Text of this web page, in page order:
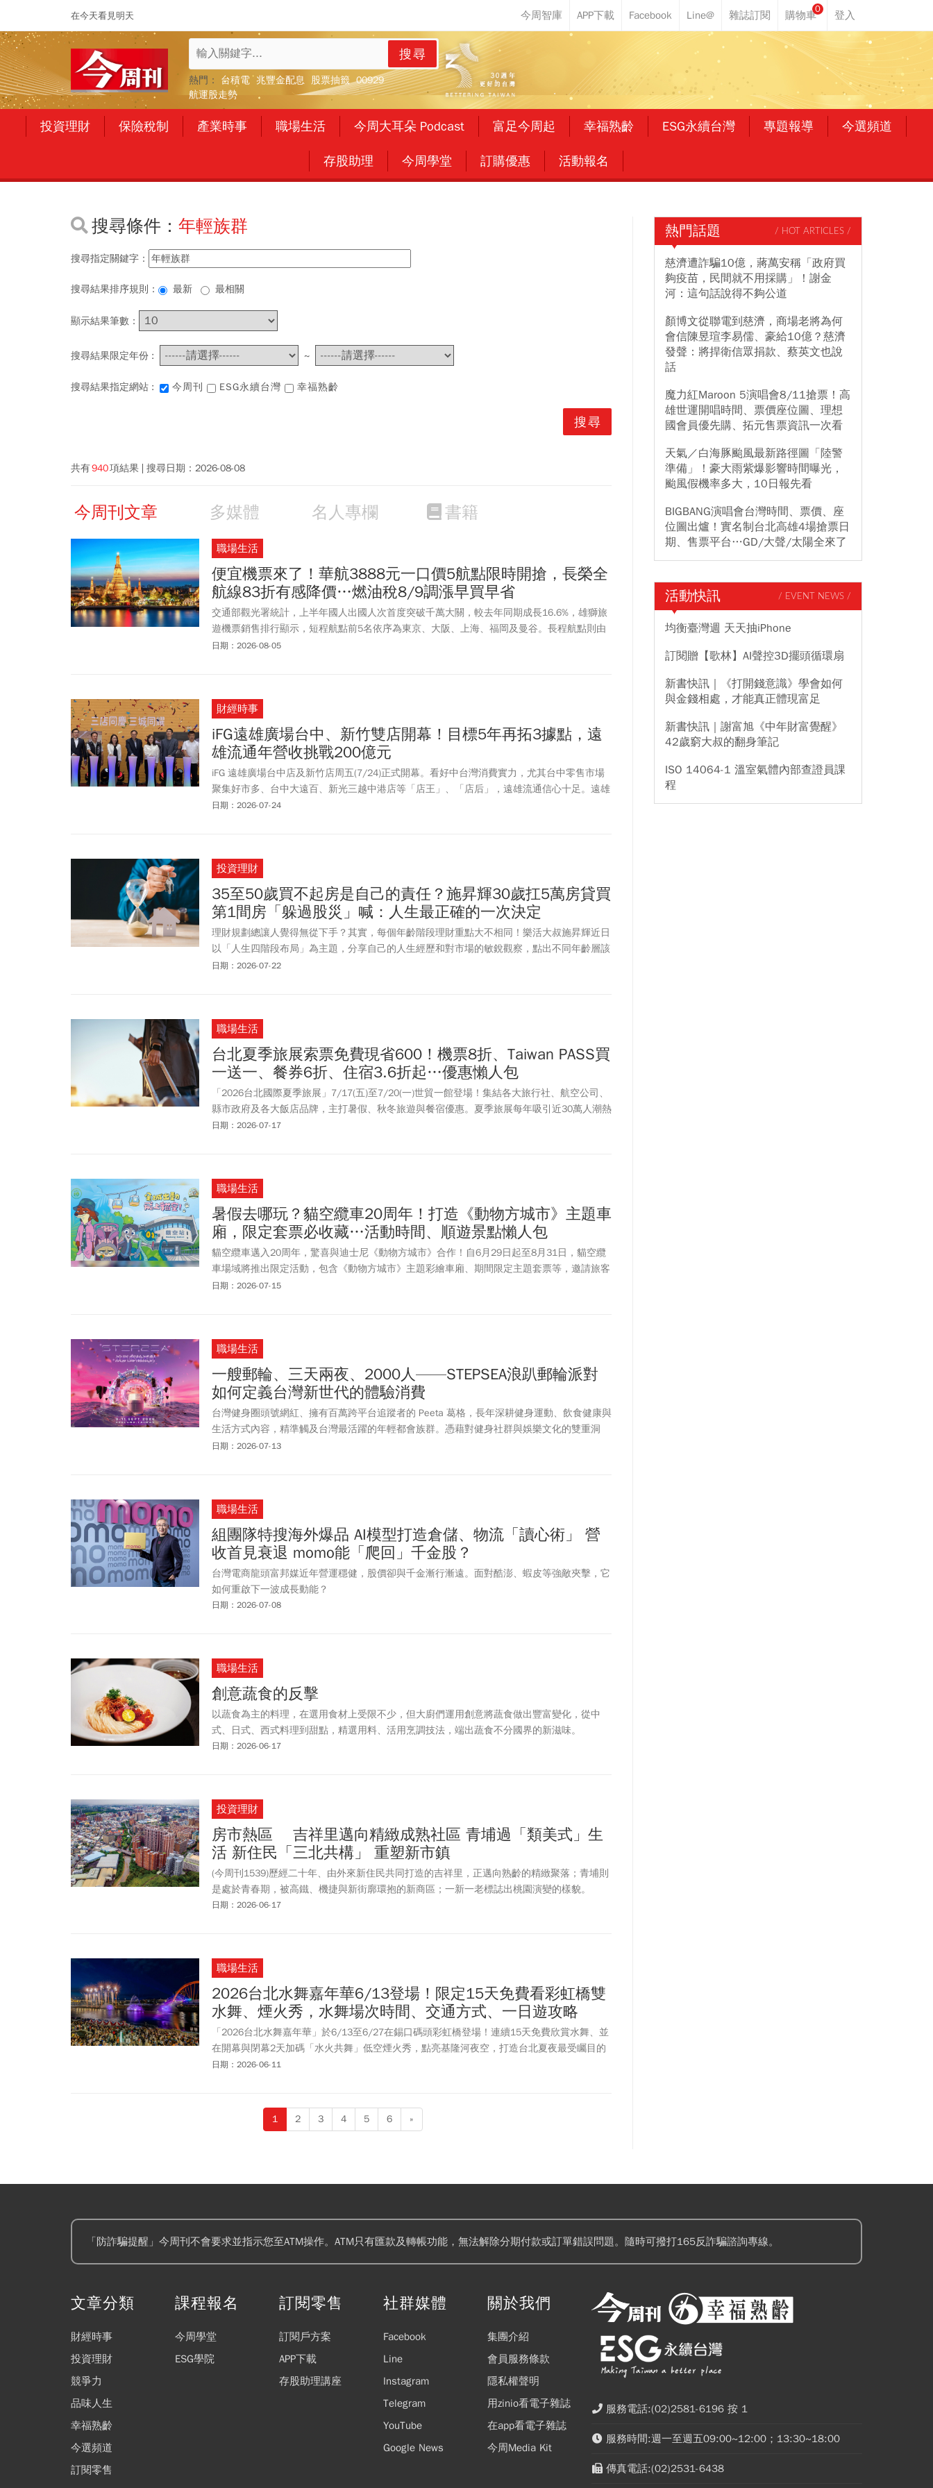
在今天看見明天
0
搜尋
熱門： 台積電 兆豐金配息 股票抽籤 00929
航運股走勢
投資理財 保險稅制 產業時事 職場生活 今周大耳朵 Podcast 富足今周起 幸福熟齡 ESG永續台灣 專題報導 今選頻道
存股助理 今周學堂 訂購優惠 活動報名
搜尋條件： 年輕族群
搜尋指定關鍵字：
搜尋結果排序規則： 最新 最相關
顯示結果筆數：
搜尋結果限定年份 : ~
搜尋結果指定網站 : 今周刊 ESG永續台灣 幸福熟齡
共有940項結果 搜尋日期： 2026-08-08
今周刊文章 多媒體 名人專欄 書籍
職場生活
便宜機票來了！華航3888元一口價5航點限時開搶，長榮全
航線83折有感降價…燃油稅8/9調漲早買早省
交通部觀光署統計，上半年國人出國人次首度突破千萬大關，較去年同期成長16.6%，雄獅旅
遊機票銷售排行顯示，短程航點前5名依序為東京、大阪、上海、福岡及曼谷。長程航點則由
雪梨居冠，其次為溫哥華、墨爾本、倫敦及美國安大略，顯示國人無論短程或長途旅遊熱潮持
航線83折起優惠，並自即日起限量開搶長榮航空曼谷、香港來回機票一口價3,999元。
日期：2026-08-05
財經時事
iFG遠雄廣場台中、新竹雙店開幕！目標5年再拓3據點，遠
雄流通年營收挑戰200億元
iFG 遠雄廣場台中店及新竹店周五(7/24)正式開幕。看好中台灣消費實力，尤其台中零售市場
聚集好市多、台中大遠百、新光三越中港店等「店王」、「店后」，遠雄流通信心十足。遠雄
廣場總經理曾玉鳳樂觀表示：「未來台中店有望成為集團流通事業的店王！」
日期：2026-07-24
投資理財
35至50歲買不起房是自己的責任？施昇輝30歲扛5萬房貸買
第1間房「躲過股災」喊：人生最正確的一次決定
理財規劃總讓人覺得無從下手？其實，每個年齡階段理財重點大不相同！樂活大叔施昇輝近日
以「人生四階段布局」為主題，分享自己的人生經歷和對市場的敏銳觀察，點出不同年齡層該
怎麼調整投資策略。施昇輝強調投資不能一套方法用到底，必須跟著年紀、口袋深度與人生目
日期：2026-07-22
職場生活
台北夏季旅展索票免費現省600！機票8折、Taiwan PASS買
一送一、餐券6折、住宿3.6折起…優惠懶人包
「2026台北國際夏季旅展」7/17(五)至7/20(一)世貿一館登場！集結各大旅行社、航空公司、
縣市政府及各大飯店品牌，主打暑假、秋冬旅遊與餐宿優惠。夏季旅展每年吸引近30萬人潮熱
情參與，今年邁入11週年。集結國內外熱門行程、郵輪假期、豪華飯店等，超過800個攤位。
交通部觀光署推出限時「Taiwan PASS台鐵版2人同行1人免費」，包含中華航空、麗星郵輪
2.0、雄獅旅遊、可樂旅遊、五福旅遊、東南旅遊、福容飯店集團、天成飯店、晶華酒店、雲
朗觀光、老爺酒店、六福萬怡酒店及圓山飯店等，相繼祭出住宿券、吃到飽餐券與泡湯券多樣
超殺折扣，成為旅展焦點。
日期：2026-07-17
職場生活
暑假去哪玩？貓空纜車20周年！打造《動物方城市》主題車
廂，限定套票必收藏…活動時間、順遊景點懶人包
貓空纜車邁入20周年，驚喜與迪士尼《動物方城市》合作！自6月29日起至8月31日，貓空纜
車場域將推出限定活動，包含《動物方城市》主題彩繪車廂、期間限定主題套票等，邀請旅客
趁著暑假期間，前往貓空山城拍照打卡，感受木柵的山林景觀與茶鄉文化！
日期：2026-07-15
職場生活
一艘郵輪、三天兩夜、2000人——STEPSEA浪趴郵輪派對
如何定義台灣新世代的體驗消費
台灣健身圈頭號網紅、擁有百萬跨平台追蹤者的 Peeta 葛格，長年深耕健身運動、飲食健康與
生活方式內容，精準觸及台灣最活躍的年輕都會族群。憑藉對健身社群與娛樂文化的雙重洞
察，Peeta 於 2025 年斥資 3,000 萬元包下麗星郵輪「探索星號」，催生台灣首個融合「睡・
日期：2026-07-13
職場生活
組團隊特搜海外爆品 AI模型打造倉儲、物流「讀心術」 營
收首見衰退 momo能「爬回」千金股？
台灣電商龍頭富邦媒近年營運穩健，股價卻與千金漸行漸遠。面對酷澎、蝦皮等強敵夾擊，它
如何重啟下一波成長動能？
日期：2026-07-08
職場生活
創意蔬食的反擊
以蔬食為主的料理，在選用食材上受限不少，但大廚們運用創意將蔬食做出豐富變化，從中
式、日式、西式料理到甜點，精選用料、活用烹調技法，端出蔬食不分國界的新滋味。
日期：2026-06-17
投資理財
房市熱區 吉祥里邁向精緻成熟社區 青埔過「類美式」生
活 新住民「三北共構」 重塑新市鎮
(今周刊1539)歷經二十年、由外來新住民共同打造的吉祥里，正邁向熟齡的精緻聚落；青埔則
是處於青春期，被高鐵、機捷與新街廓環抱的新商區；一新一老標誌出桃園演變的樣貌。
日期：2026-06-17
職場生活
2026台北水舞嘉年華6/13登場！限定15天免費看彩虹橋雙
水舞、煙火秀，水舞場次時間、交通方式、一日遊攻略
「2026台北水舞嘉年華」於6/13至6/27在錫口碼頭彩虹橋登場！連續15天免費欣賞水舞、並
在開幕與閉幕2天加碼「水火共舞」低空煙火秀，點亮基隆河夜空，打造台北夏夜最受矚目的
水岸光影盛典。本文整理「2026台北水舞嘉年華」時間地點、水舞演出時間、煙火時間、鋼
子出遊或是攝影愛好者，都能輕鬆規劃夏夜水岸小旅行！
日期：2026-06-11
1 2 3 4 5 6 »
熱門話題 / HOT ARTICLES /
慈濟遭詐騙10億，蔣萬安稱「政府買
夠疫苗，民間就不用採購」！謝金
河：這句話說得不夠公道
顏博文從聯電到慈濟，商場老將為何
會信陳昱瑄李易儒、豪給10億？慈濟
發聲：將捍衛信眾捐款、蔡英文也說
話
魔力紅Maroon 5演唱會8/11搶票！高
雄世運開唱時間、票價座位圖、理想
國會員優先購、拓元售票資訊一次看
天氣／白海豚颱風最新路徑圖「陸警
準備」！豪大雨紫爆影響時間曝光，
颱風假機率多大，10日報先看
BIGBANG演唱會台灣時間、票價、座
位圖出爐！實名制台北高雄4場搶票日
期、售票平台…GD/大聲/太陽全來了
活動快訊 / EVENT NEWS /
均衡臺灣週 天天抽iPhone
訂閱贈【歌林】AI聲控3D擺頭循環扇
新書快訊｜《打開錢意識》學會如何
與金錢相處，才能真正體現富足
新書快訊｜謝富旭《中年財富覺醒》
42歲窮大叔的翻身筆記
ISO 14064-1 溫室氣體內部查證員課
程
「防詐騙提醒」今周刊不會要求並指示您至ATM操作。ATM只有匯款及轉帳功能，無法解除分期付款或訂單錯誤問題。隨時可撥打165反詐騙諮詢專線。
文章分類
財經時事
投資理財
競爭力
品味人生
幸福熟齡
今選頻道
訂閱零售
課程報名
今周學堂
ESG學院
訂閱零售
訂閱戶方案
APP下載
存股助理講座
社群媒體
Facebook
Line
Instagram
Telegram
YouTube
Google News
關於我們
集團介紹
會員服務條款
隱私權聲明
用zinio看電子雜誌
在app看電子雜誌
今周Media Kit
服務電話:(02)2581-6196 按 1
服務時間:週一至週五09:00~12:00；13:30~18:00
傳真電話:(02)2531-6438